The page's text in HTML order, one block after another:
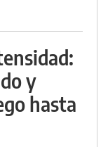
y
hasta